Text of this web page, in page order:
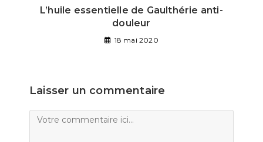
L’huile essentielle de Gaulthérie anti-
douleur
18 mai 2020
Laisser un commentaire
Comment